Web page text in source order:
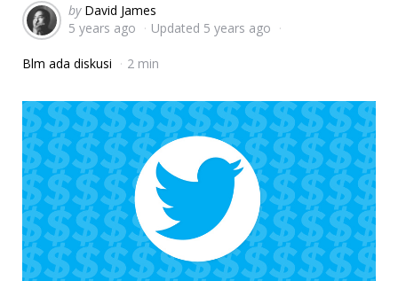
Posted
by
by David James
5 years ago
Updated 5 years ago
Blm ada diskusi 2 min